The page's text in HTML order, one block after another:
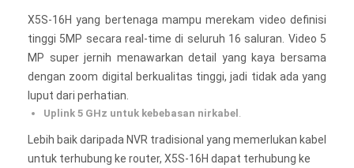
X5S-16H yang bertenaga mampu merekam video definisi
tinggi 5MP secara real-time di seluruh 16 saluran. Video 5
MP super jernih menawarkan detail yang kaya bersama
dengan zoom digital berkualitas tinggi, jadi tidak ada yang
luput dari perhatian.
Uplink 5 GHz untuk kebebasan nirkabel .
Lebih baik daripada NVR tradisional yang memerlukan kabel
untuk terhubung ke router, X5S-16H dapat terhubung ke